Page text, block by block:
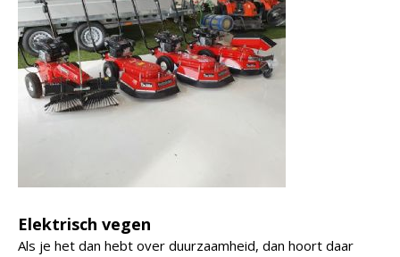
Elektrisch vegen
Als je het dan hebt over duurzaamheid, dan hoort daar